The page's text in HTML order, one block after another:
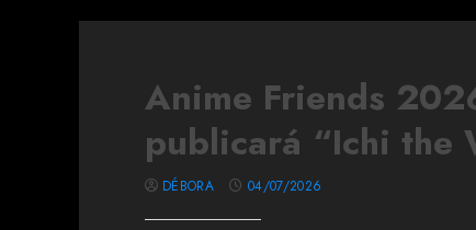
Anime Friends
publicará “Ichi the
DÉBORA 04/07/2026